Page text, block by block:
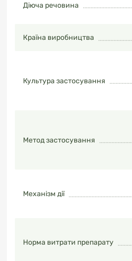
Діюча речовина
Країна виробництва
Культура застосування
Метод застосування
Механізм дії
Норма витрати препарату